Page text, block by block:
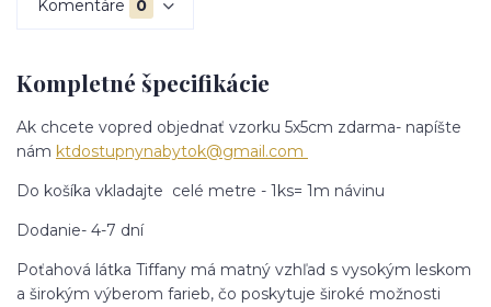
Komentáre 0
Kompletné špecifikácie
Ak chcete vopred objednať vzorku 5x5cm zdarma- napíšte
nám ktdostupnynabytok@gmail.com
Do košíka vkladajte celé metre - 1ks= 1m návinu
Dodanie- 4-7 dní
Poťahová látka Tiffany má matný vzhľad s vysokým leskom
a širokým výberom farieb, čo poskytuje široké možnosti